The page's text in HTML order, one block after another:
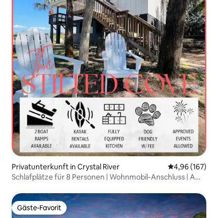
Privatunterkunft in Crystal River
4,96 (167)
Schlafplätze für 8 Personen | Wohnmobil-Anschluss | Am
Gäste-Favorit
Gäste-Favorit